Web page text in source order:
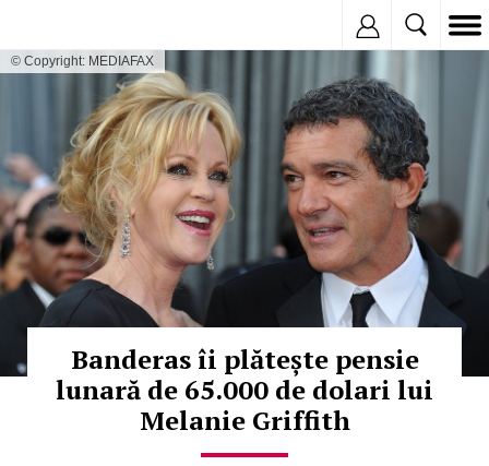
© Copyright: MEDIAFAX
Banderas îi plătește pensie
lunară de 65.000 de dolari lui
Melanie Griffith